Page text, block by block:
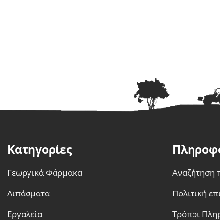
μπορούν
επιλεγούν
Κατηγορίες
Γεωργικά Φάρμακα
Λιπάσματα
Εργαλεία
Αναζήτηση
Πολιτική
Τρόποι